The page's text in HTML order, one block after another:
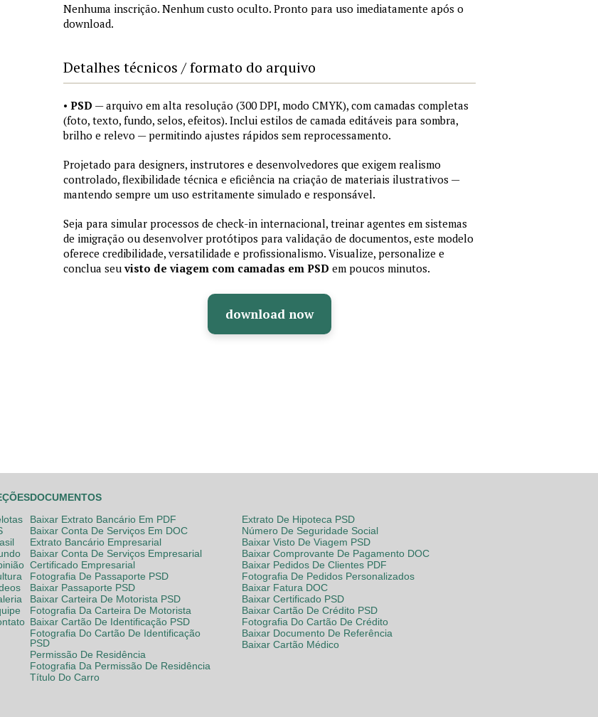
Nenhuma inscrição. Nenhum custo oculto. Pronto para uso imediatamente após o
download.
Detalhes técnicos / formato do arquivo
• PSD — arquivo em alta resolução (300 DPI, modo CMYK), com camadas completas
(foto, texto, fundo, selos, efeitos). Inclui estilos de camada editáveis para sombra,
brilho e relevo — permitindo ajustes rápidos sem reprocessamento.
Projetado para designers, instrutores e desenvolvedores que exigem realismo
controlado, flexibilidade técnica e eficiência na criação de materiais ilustrativos —
mantendo sempre um uso estritamente simulado e responsável.
Seja para simular processos de check-in internacional, treinar agentes em sistemas
de imigração ou desenvolver protótipos para validação de documentos, este modelo
oferece credibilidade, versatilidade e profissionalismo. Visualize, personalize e
conclua seuvisto de viagem com camadas em PSD em poucos minutos.
download now
DOCUMENTOS
Baixar Extrato Bancário Em PDF
Baixar Conta De Serviços Em DOC
Extrato Bancário Empresarial
Baixar Conta De Serviços Empresarial
Certificado Empresarial
Fotografia De Passaporte PSD
Baixar Passaporte PSD
Baixar Carteira De Motorista PSD
Fotografia Da Carteira De Motorista
Baixar Cartão De Identificação PSD
Fotografia Do Cartão De Identificação
PSD
Permissão De Residência
Fotografia Da Permissão De Residência
Título Do Carro
Extrato De Hipoteca PSD
Número De Seguridade Social
Baixar Visto De Viagem PSD
Baixar Comprovante De Pagamento DOC
Baixar Pedidos De Clientes PDF
Fotografia De Pedidos Personalizados
Baixar Fatura DOC
Baixar Certificado PSD
Baixar Cartão De Crédito PSD
Fotografia Do Cartão De Crédito
Baixar Documento De Referência
Baixar Cartão Médico